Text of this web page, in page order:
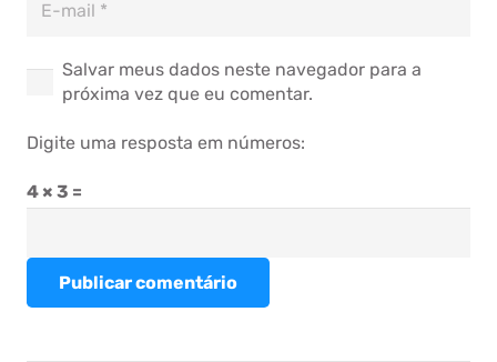
Salvar meus dados neste navegador para a
próxima vez que eu comentar.
Digite uma resposta em números:
4 × 3 =
Publicar comentário